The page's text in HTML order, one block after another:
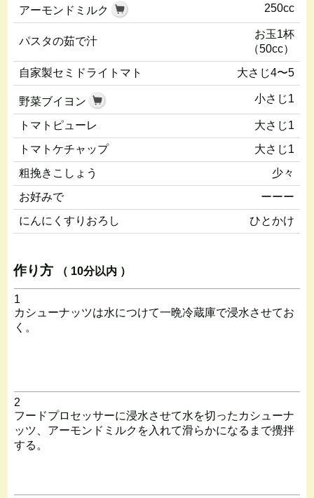
アーモンドミルク 250cc
パスタの茹で汁
お玉1杯
（50cc）
自家製セミドライトマト
大さじ4〜5
野菜ブイヨン 小さじ1
トマトピューレ
大さじ1
トマトケチャップ
大さじ1
粗挽きこしょう
少々
お好みで
ーーー
にんにくすりおろし
ひとかけ
作り方 （ 10分以内 ）
1
カシューナッツは水につけて一晩冷蔵庫で浸水させてお
く。
2
フードプロセッサーに浸水させて水を切ったカシューナ
ッツ、アーモンドミルクを入れて滑らかになるまで攪拌
する。